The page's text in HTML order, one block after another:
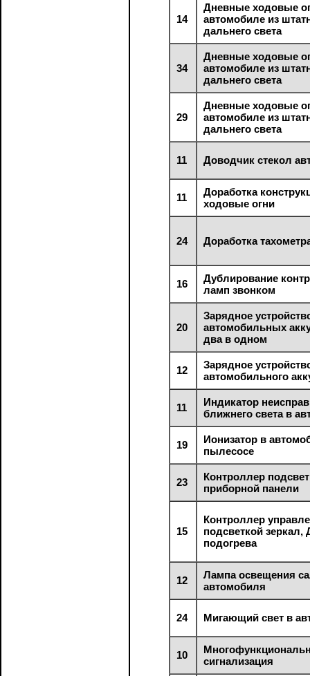
14
Дневные ходовые
автомобиле из
дальнего света
34
Дневные ходовые
автомобиле из
дальнего света
29
Дневные ходовые
автомобиле из
дальнего света
11 Доводчик стекол
11
Доработка
ходовые огни
24 Доработка
16
Дублирование
ламп звонком
20
Зарядное
автомобильных
два в одном
12
Зарядное
автомобильного
11
Индикатор
ближнего света в
19
Ионизатор в
пылесосе
23
Контроллер
приборной панели
15
Контроллер
подсветкой
подогрева
12
Лампа освещения
автомобиля
24 Мигающий свет в
10
сигнализация